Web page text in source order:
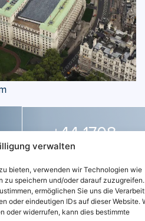
verwalten
bieten, verwenden wir Technologien wie
zu speichern und/oder darauf zuzugreifen.
ermöglichen Sie uns die
oder eindeutigen IDs auf dieser Website.
oder widerrufen, kann dies bestimmte
+44 1708
755 414